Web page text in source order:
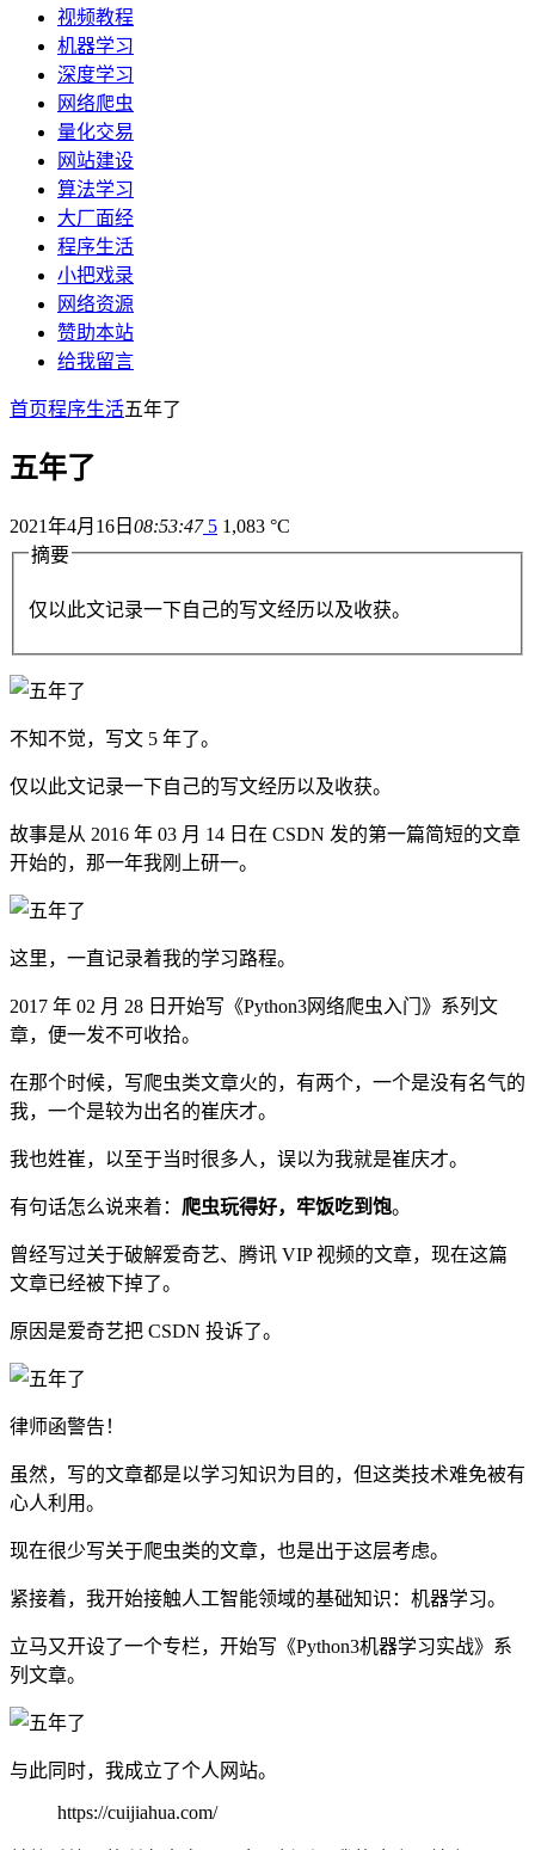
视频教程
机器学习
深度学习
网络爬虫
量化交易
网站建设
算法学习
大厂面经
程序生活
小把戏录
网络资源
赞助本站
给我留言
首页程序生活五年了
五年了
2021年4月16日 08:53:475 1,083 °C
摘要
仅以此文记录一下自己的写文经历以及收获。
不知不觉，写文 5 年了。
仅以此文记录一下自己的写文经历以及收获。
故事是从 2016 年 03 月 14 日在 CSDN 发的第一篇简短的文章
开始的，那一年我刚上研一。
这里，一直记录着我的学习路程。
2017 年 02 月 28 日开始写《Python3网络爬虫入门》系列文
章，便一发不可收拾。
在那个时候，写爬虫类文章火的，有两个，一个是没有名气的
我，一个是较为出名的崔庆才。
我也姓崔，以至于当时很多人，误以为我就是崔庆才。
有句话怎么说来着： 爬虫玩得好，牢饭吃到饱。
曾经写过关于破解爱奇艺、腾讯 VIP 视频的文章，现在这篇
文章已经被下掉了。
原因是爱奇艺把 CSDN 投诉了。
律师函警告！
虽然，写的文章都是以学习知识为目的，但这类技术难免被有
心人利用。
现在很少写关于爬虫类的文章，也是出于这层考虑。
紧接着，我开始接触人工智能领域的基础知识：机器学习。
立马又开设了一个专栏，开始写《Python3机器学习实战》系
列文章。
与此同时，我成立了个人网站。
https://cuijiahua.com/